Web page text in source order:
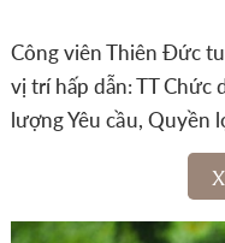
Công viên Thiên Đức
vị trí hấp dẫn: TT Chức
lượng Yêu cầu, Quyền